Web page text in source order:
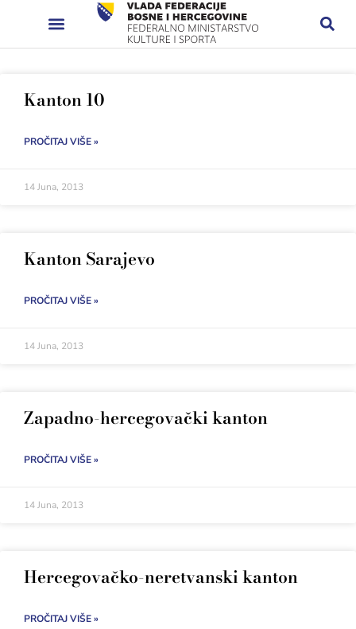
Kanton 10
PROČITAJ VIŠE »
14 Juna, 2013
Kanton Sarajevo
PROČITAJ VIŠE »
14 Juna, 2013
Zapadno-hercegovački kanton
PROČITAJ VIŠE »
14 Juna, 2013
Hercegovačko-neretvanski kanton
PROČITAJ VIŠE »